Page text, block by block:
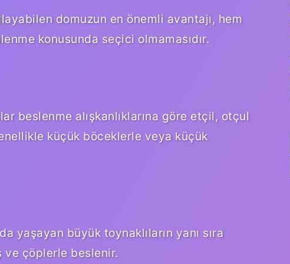
domuzun en önemli avantajı, hem
konusunda seçici olmamasıdır.
beslenme alışkanlıklarına göre etçil, otçul
küçük böceklerle veya küçük
yaşayan büyük toynaklıların yanı sıra
ve çöplerle beslenir.